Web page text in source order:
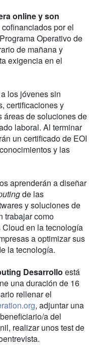
online y son
por el
Operativo de
de mañana y
exigencia en el
los jóvenes sin
certificaciones y
áreas de soluciones de
laboral. Al terminar
un certificado de EOI
y las
aprenderán a diseñar
de las
y soluciones de
trabajar como
en la tecnología
a optimizar sus
la tecnología.
Desarrollo está
una duración de 16
rellenar el
, adjuntar una
a del
realizar unos test de